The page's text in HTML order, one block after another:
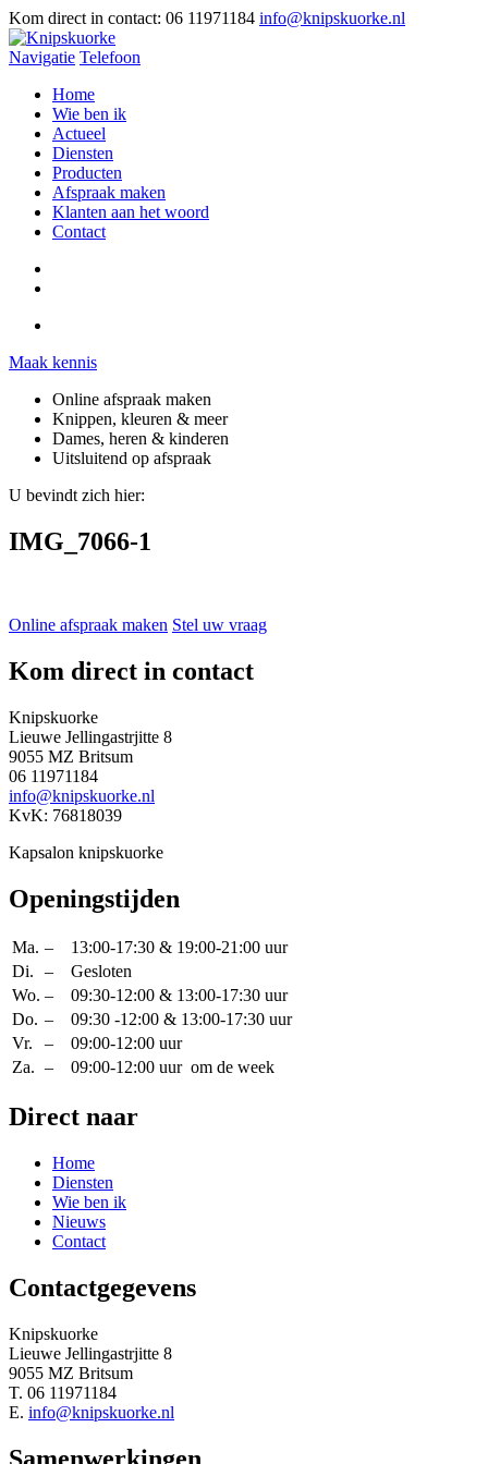
Kom direct in contact: 06 11971184 info@knipskuorke.nl
Navigatie Telefoon
Home
Wie ben ik
Actueel
Diensten
Producten
Afspraak maken
Klanten aan het woord
Contact
Maak kennis
Online afspraak maken
Knippen, kleuren & meer
Dames, heren & kinderen
Uitsluitend op afspraak
U bevindt zich hier:
IMG_7066-1
Online afspraak maken Stel uw vraag
Kom direct in contact
Knipskuorke
Lieuwe Jellingastrjitte 8
9055 MZ Britsum
06 11971184
info@knipskuorke.nl
KvK: 76818039
Kapsalon knipskuorke
Openingstijden
Ma. –
13:00-17:30 & 19:00-21:00 uur
Di.
–
Gesloten
Wo. –
09:30-12:00 & 13:00-17:30 uur
Do. –
09:30 -12:00 & 13:00-17:30 uur
Vr.
–
09:00-12:00 uur
Za. – 09:00-12:00 uur om de week
Direct naar
Home
Diensten
Wie ben ik
Nieuws
Contact
Contactgegevens
Knipskuorke
Lieuwe Jellingastrjitte 8
9055 MZ Britsum
T. 06 11971184
E. info@knipskuorke.nl